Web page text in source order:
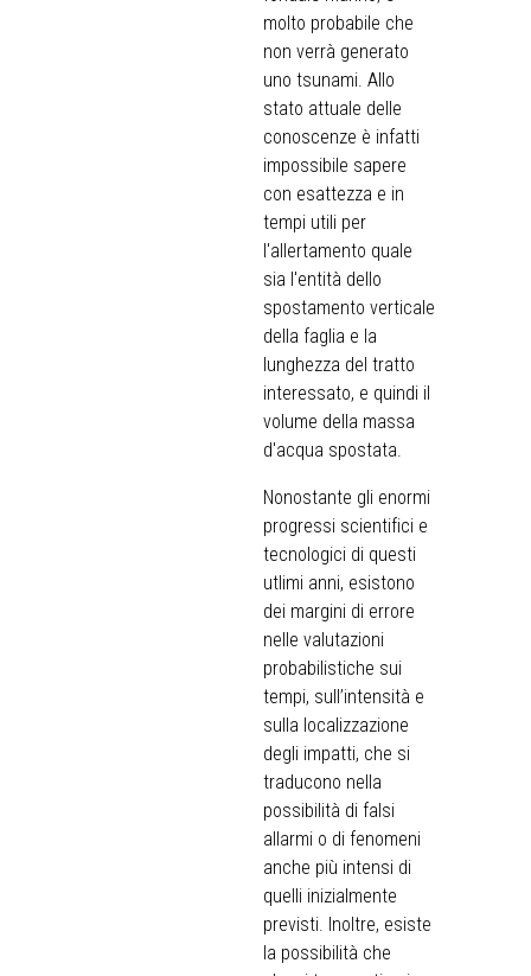
molto probabile che
non verrà generato
uno tsunami. Allo
stato attuale delle
conoscenze è infatti
impossibile sapere
con esattezza e in
tempi utili per
l'allertamento quale
sia l'entità dello
spostamento verticale
della faglia e la
lunghezza del tratto
interessato, e quindi il
volume della massa
d'acqua spostata.
Nonostante gli enormi
progressi scientifici e
tecnologici di questi
utlimi anni, esistono
dei margini di errore
nelle valutazioni
probabilistiche sui
tempi, sull’intensità e
sulla localizzazione
degli impatti, che si
traducono nella
possibilità di falsi
allarmi o di fenomeni
anche più intensi di
quelli inizialmente
previsti. Inoltre, esiste
la possibilità che